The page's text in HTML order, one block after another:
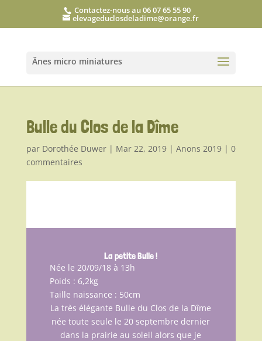
Contactez-nous au 06 07 65 55 90
elevageduclosdeladime@orange.fr
Bulle du Clos de la Dîme
par Dorothée Duwer| Mar 22, 2019| Anons 2019| 0
commentaires
La petite Bulle !
Née le 20/09/18 à 13h
Poids : 6,2kg
Taille naissance : 50cm
La très élégante Bulle du Clos de la Dîme
née toute seule le 20 septembre dernier
dans la prairie au soleil alors que je